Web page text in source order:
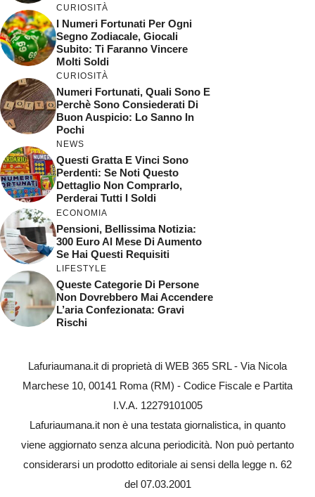
CURIOSITÀ
I Numeri Fortunati Per Ogni
Segno Zodiacale, Giocali
Subito: Ti Faranno Vincere
Molti Soldi
CURIOSITÀ
Numeri Fortunati, Quali Sono E
Perchè Sono Consiederati Di
Buon Auspicio: Lo Sanno In
Pochi
NEWS
Questi Gratta E Vinci Sono
Perdenti: Se Noti Questo
Dettaglio Non Comprarlo,
Perderai Tutti I Soldi
ECONOMIA
Pensioni, Bellissima Notizia:
300 Euro Al Mese Di Aumento
Se Hai Questi Requisiti
LIFESTYLE
Queste Categorie Di Persone
Non Dovrebbero Mai Accendere
L’aria Confezionata: Gravi
Rischi
Lafuriaumana.it di proprietà di WEB 365 SRL - Via Nicola
Marchese 10, 00141 Roma (RM) - Codice Fiscale e Partita
I.V.A. 12279101005
Lafuriaumana.it non è una testata giornalistica, in quanto
viene aggiornato senza alcuna periodicità. Non può pertanto
considerarsi un prodotto editoriale ai sensi della legge n. 62
del 07.03.2001